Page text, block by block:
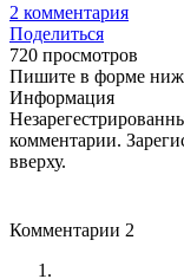
2 комментария
Поделиться
720 просмотров
Пишите в форме
Информация
комментарии.
вверху.
Комментарии 2